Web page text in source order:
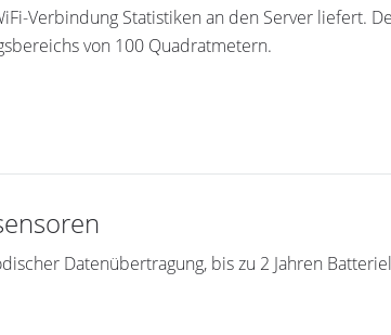
Verbindung Statistiken an den Server liefert.
von 100 Quadratmetern.
Datenübertragung, bis zu 2 Jahren